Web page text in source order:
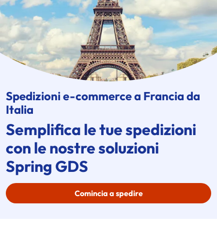
Spedizioni e-commercea Francia da
Italia
Semplifica le tue spedizioni
con le nostre soluzioni
Spring GDS
Comincia a spedire